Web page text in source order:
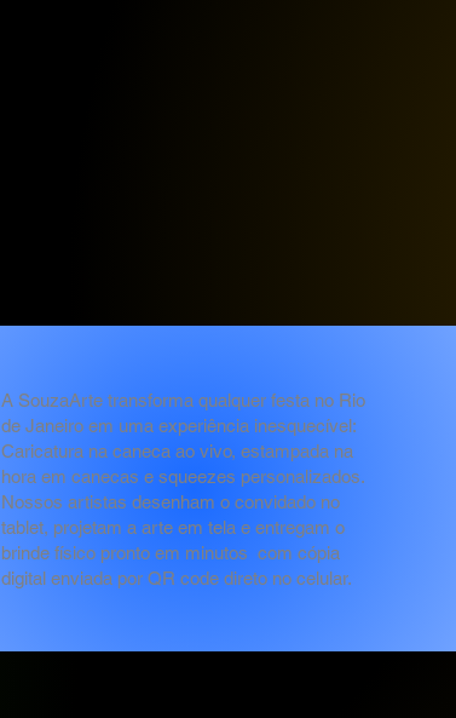
A SouzaArte transforma qualquer festa no Rio
de Janeiro em uma experiência inesquecível:
Caricatura na caneca ao vivo, estampada na
hora em canecas e squeezes personalizados.
Nossos artistas desenham o convidado no
tablet, projetam a arte em tela e entregam o
brinde físico pronto em minutos com cópia
digital enviada por QR code direto no celular.